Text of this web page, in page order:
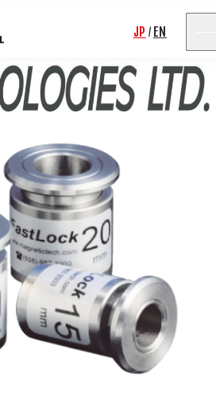
JP / EN